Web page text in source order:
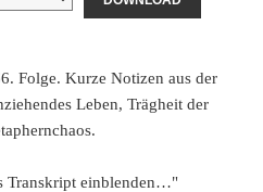
Folge. Kurze Notizen aus der
Leben, Trägheit der
Transkript einblenden…"